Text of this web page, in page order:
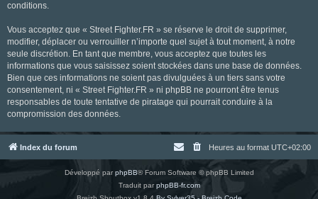
conditions.
Vous acceptez que « Street Fighter.FR » se réserve le droit de supprimer,
modifier, déplacer ou verrouiller n’importe quel sujet à tout moment, à notre
seule discrétion. En tant que membre, vous acceptez que toutes les
informations que vous saisissez soient stockées dans une base de données.
Bien que ces informations ne soient pas divulguées à un tiers sans votre
consentement, ni « Street Fighter.FR » ni phpBB ne pourront être tenus
responsables de toute tentative de piratage qui pourrait conduire à la
compromission des données.
Index du forum Heures au format UTC+02:00
Développé parphpBB® Forum Software © phpBB Limited
Traduit parphpBB-fr.com